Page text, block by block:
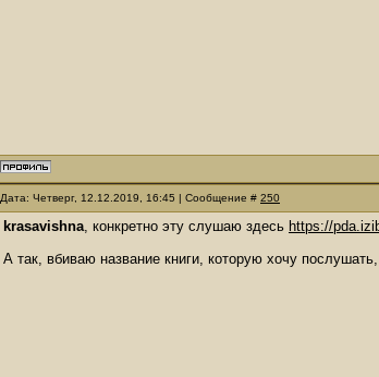
Дата: Четверг, 12.12.2019, 16:45 | Сообщение # 250
krasavishna, конкретно эту слушаю здесь https://
А так, вбиваю название книги, которую хочу